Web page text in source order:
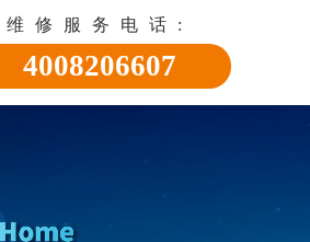
维修服务电话:
4008206607